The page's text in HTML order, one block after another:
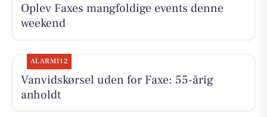
Oplev Faxes mangfoldige events denne
weekend
ALARM112
Vanvidskørsel uden for Faxe: 55-årig
anholdt